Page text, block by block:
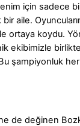
için sadece
aile.
ortaya koydu.
ekibimizle
şampiyonluk
de değinen